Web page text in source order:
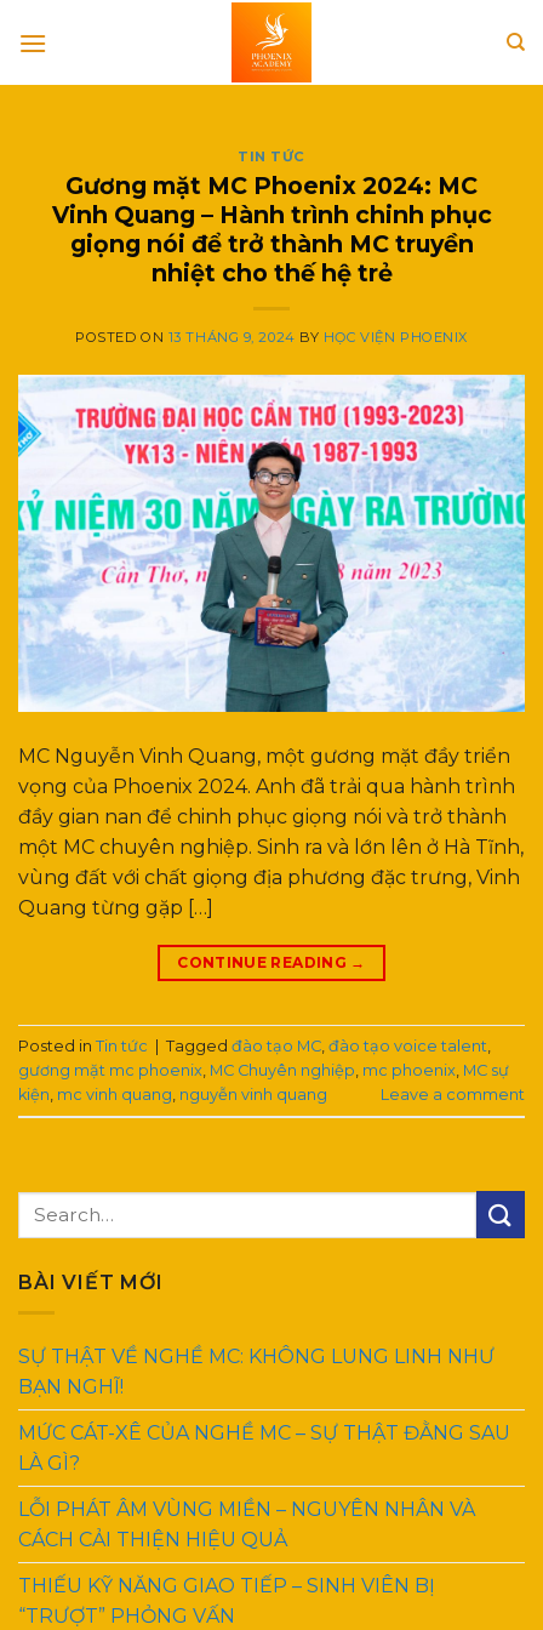
TIN TỨC
Gương mặt MC Phoenix 2024: MC
Vinh Quang – Hành trình chinh phục
giọng nói để trở thành MC truyền
nhiệt cho thế hệ trẻ
POSTED ON 13 THÁNG 9, 2024 BY HỌC VIỆN PHOENIX
MC Nguyễn Vinh Quang, một gương mặt đầy triển
vọng của Phoenix 2024. Anh đã trải qua hành trình
đầy gian nan để chinh phục giọng nói và trở thành
một MC chuyên nghiệp. Sinh ra và lớn lên ở Hà Tĩnh,
vùng đất với chất giọng địa phương đặc trưng, Vinh
Quang từng gặp […]
CONTINUE READING →
Posted in Tin tức Tagged đào tạo MC đào tạo voice talent
gương mặt mc phoenix MC Chuyên nghiệp mc phoenix MC sự
kiện mc vinh quang nguyễn vinh quang Leave a comment
BÀI VIẾT MỚI
SỰ THẬT VỀ NGHỀ MC: KHÔNG LUNG LINH NHƯ
BẠN NGHĨ!
MỨC CÁT-XÊ CỦA NGHỀ MC – SỰ THẬT ĐẰNG SAU
LÀ GÌ?
LỖI PHÁT ÂM VÙNG MIỀN – NGUYÊN NHÂN VÀ
CÁCH CẢI THIỆN HIỆU QUẢ
THIẾU KỸ NĂNG GIAO TIẾP – SINH VIÊN BỊ
“TRƯỢT” PHỎNG VẤN